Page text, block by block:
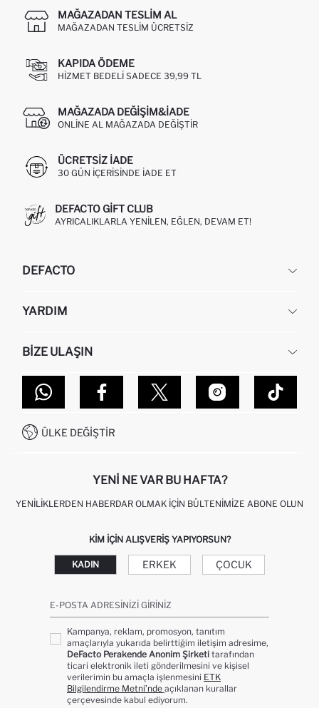
MAĞAZADAN TESLIM AL
MAĞAZADAN TESLIM ÜCRETSIZ
KAPIDA ÖDEME
HIZMET BEDELI SADECE 39,99 TL
MAĞAZADA DEĞIŞIM&İADE
ONLINE AL MAĞAZADA DEĞIŞTIR
ÜCRETSIZ IADE
30 GÜN IÇERISINDE IADE ET
DEFACTO GIFT CLUB
AYRICALIKLARLA YENILEN, EĞLEN, DEVAM ET!
DEFACTO
HAKKIMIZDA
KURUMSAL SATIŞ
DEFACTO TEKNOLOJI
SITEMAP
YARDIM
SIPARIŞIMI NASIL TAKIP EDERIM?
NASIL İADE EDERIM?
GIFT CLUB SIKÇA SORULAN SORULAR
İŞLEM REHBERI
KAMPANYALAR
BIZE ULAŞIN
MAĞAZALARIMIZ
İLETIŞIM FORMU
0850 333 22 86
ÜLKE DEĞIŞTIR
YENI NE VAR BU HAFTA?
YENILIKLERDEN HABERDAR OLMAK İÇIN BÜLTENIMIZE ABONE OLUN
KIM IÇIN ALIŞVERIŞ YAPIYORSUN?
KADIN ERKEK ÇOCUK
E-POSTA ADRESINIZI GIRINIZ
Kampanya, reklam, promosyon, tanıtım
amaçlarıyla yukarıda belirttiğim iletişim adresime,
DeFacto Perakende Anonim Şirketi tarafından
ticari elektronik ileti gönderilmesini ve kişisel
verilerimin bu amaçla işlenmesini ETK
Bilgilendirme Metni’nde açıklanan kurallar
çerçevesinde kabul ediyorum.